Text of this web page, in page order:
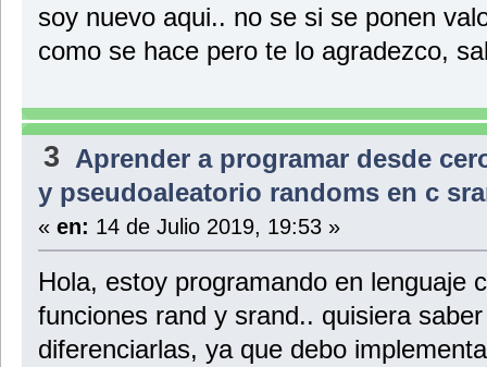
soy nuevo aqui.. no se si se ponen
como se hace pero te lo agradezco,
3 Aprender a programar desde
y pseudoaleatorio randoms en c
« en: 14 de Julio 2019, 19:53 »
Hola, estoy programando en lenguaje
funciones rand y srand.. quisiera
diferenciarlas, ya que debo